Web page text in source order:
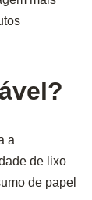
a
de lixo
de papel